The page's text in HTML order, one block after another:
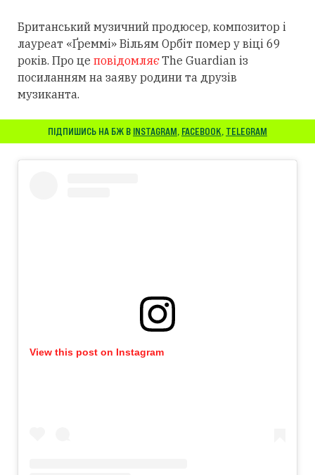
Британський музичний продюсер, композитор і
лауреат «Ґреммі» Вільям Орбіт помер у віці 69
років. Про це повідомляєThe Guardian із
посиланням на заяву родини та друзів
музиканта.
ПІДПИШИСЬ НА БЖ В INSTAGRAM, FACEBOOK, TELEGRAM
View this post on Instagram